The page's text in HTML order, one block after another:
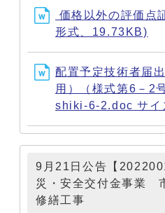
価格以外の評価点
形式、19.73KB)
配置予定技術者届
用）（様式第6－2
shiki-6-2.doc サイ
9月21日公告【
災・安全交付金事業
修繕工事